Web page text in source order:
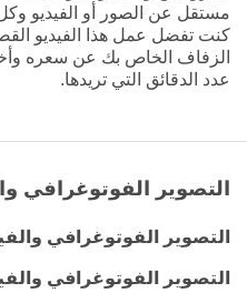
مستقل عن الصور أو الفيديو
كنت تفضل عمل هذا الفيديو
الزفاف الخاص بك عن سعره
عدد الدقائق التي تريدها.
التصوير الفوتوغرافي
التصوير الفوتوغرافي
التصوير الفوتوغرافي